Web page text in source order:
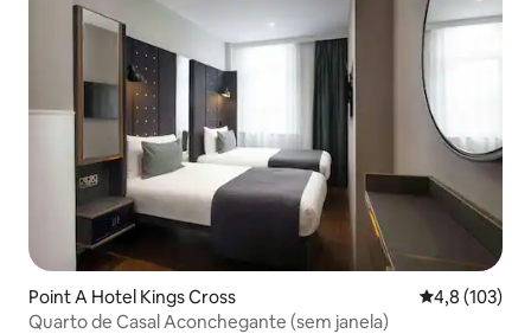
Point A Hotel Kings Cross 4,8 de uma
4,8 (103)
Quarto de Casal Aconchegante (sem janela)